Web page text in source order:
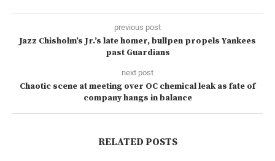
previous post
Jazz Chisholm’s Jr.’s late homer, bullpen propels Yankees
past Guardians
next post
Chaotic scene at meeting over OC chemical leak as fate of
company hangs in balance
RELATED POSTS